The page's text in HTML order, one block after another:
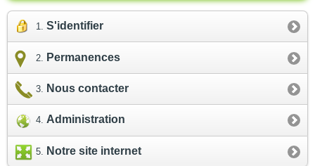
S'identifier
Permanences
Nous contacter
Administration
Notre site internet